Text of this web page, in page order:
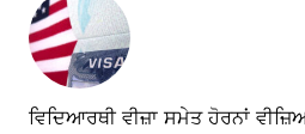
ਵਿਦਿਆਰਥੀ ਵੀਜ਼ਾ ਸਮੇਤ ਹੋਰਨਾਂ